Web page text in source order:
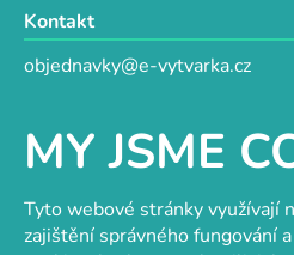
MY JSME
Tyto webové stránky využívají
zajištění správného fungování
Kontakt
objednavky@e-vytvarka.cz
Facebook